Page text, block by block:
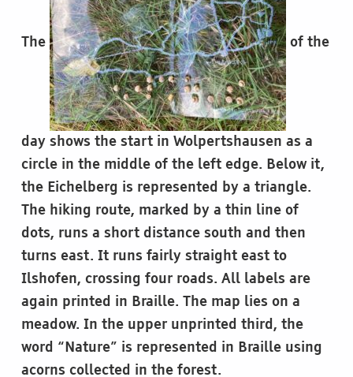
The of the
day shows the start in Wolpertshausen as a
circle in the middle of the left edge. Below it,
the Eichelberg is represented by a triangle.
The hiking route, marked by a thin line of
dots, runs a short distance south and then
turns east. It runs fairly straight east to
Ilshofen, crossing four roads. All labels are
again printed in Braille. The map lies on a
meadow. In the upper unprinted third, the
word “Nature” is represented in Braille using
acorns collected in the forest.